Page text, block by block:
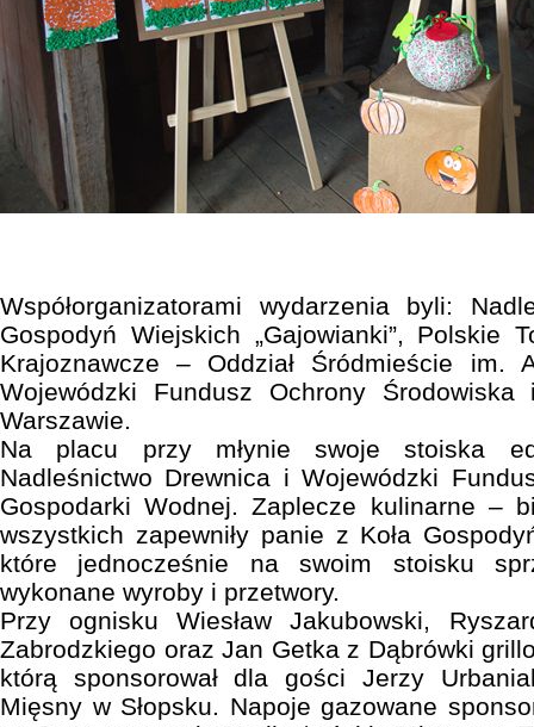
Współorganizatorami wydarzenia byli:
Gospodyń Wiejskich „Gajowianki”, Polskie
Krajoznawcze – Oddział Śródmieście im.
Wojewódzki Fundusz Ochrony
Warszawie.
Na placu przy młynie swoje stoiska
Nadleśnictwo Drewnica i Wojewódzki
Gospodarki Wodnej. Zaplecze kulinarne –
wszystkich zapewniły panie z Koła
które jednocześnie na swoim stoisku
wykonane wyroby i przetwory.
Przy ognisku Wiesław Jakubowski,
Zabrodzkiego oraz Jan Getka z Dąbrówki
którą sponsorował dla gości Jerzy
Mięsny w Słopsku. Napoje gazowane